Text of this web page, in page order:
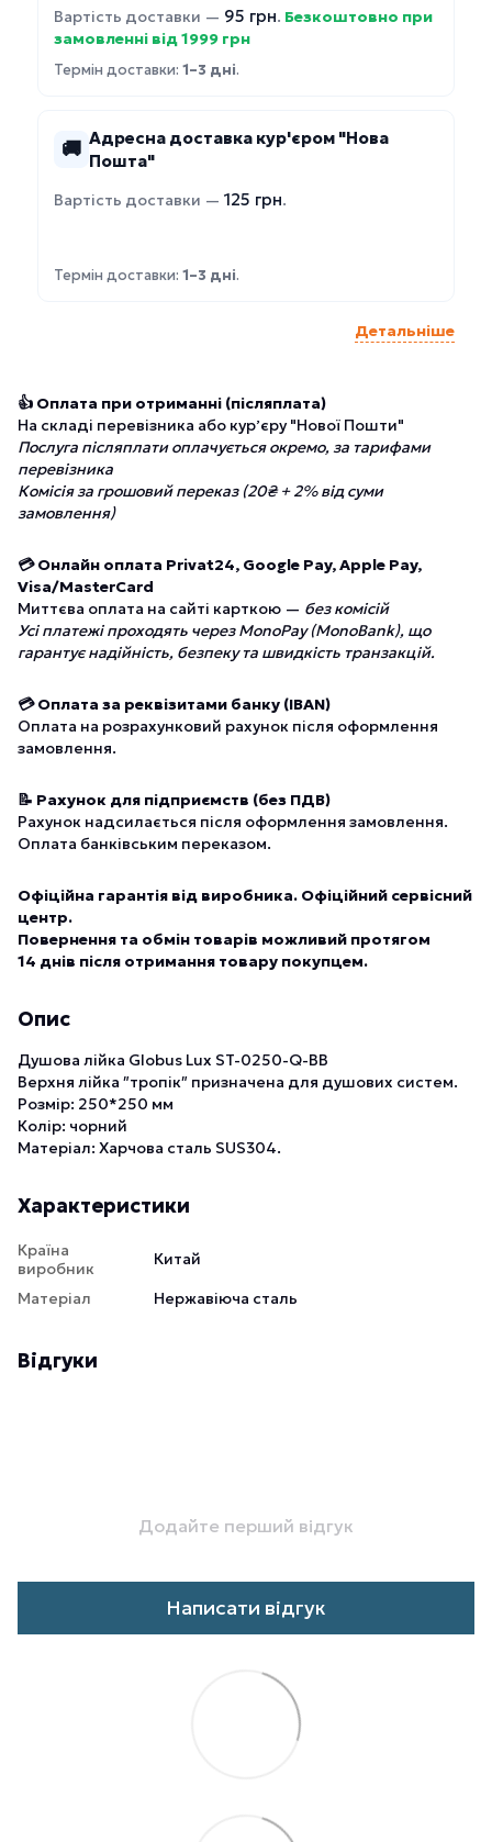
Вартість доставки — 95 грн. Безкоштовно при
замовленні від 1999 грн
Термін доставки: 1–3 дні.
🚚 Адресна доставка кур'єром "Нова
Пошта"
Вартість доставки — 125 грн.
Термін доставки: 1–3 дні.
Детальніше
👍 Оплата при отриманні (післяплата)
На складі перевізника або курʼєру "Нової Пошти"
Послуга післяплати оплачується окремо, за тарифами
перевізника
Комісія за грошовий переказ (20₴ + 2% від суми
замовлення)
💳 Онлайн оплата Privat24, Google Pay, Apple Pay,
Visa/MasterCard
Миттєва оплата на сайті карткою — без комісій
Усі платежі проходять через MonoPay (MonoBank), що
гарантує надійність, безпеку та швидкість транзакцій.
💳 Оплата за реквізитами банку (IBAN)
Оплата на розрахунковий рахунок після оформлення
замовлення.
📝 Рахунок для підприємств (без ПДВ)
Рахунок надсилається після оформлення замовлення.
Оплата банківським переказом.
Офіційна гарантія від виробника. Офіційний сервісний
центр.
Повернення та обмін товарів можливий протягом
14 днів після отримання товару покупцем.
Опис
Душова лійка Globus Lux ST-0250-Q-BB
Верхня лійка ″тропік″ призначена для душових систем.
Розмір: 250*250 мм
Колір: чорний
Матеріал: Харчова сталь SUS304.
Характеристики
Країна
виробник
Китай
Матеріал
Нержавіюча сталь
Відгуки
Додайте перший відгук
Написати відгук